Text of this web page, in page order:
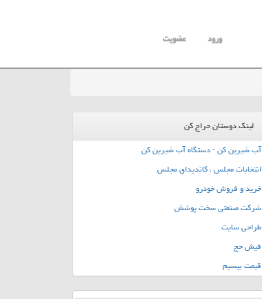
ورود عضویت
لینک دوستان حراج کن
آب شیرین کن - دستگاه آب شیرین کن
انتخابات مجلس ، کاندیدای مجلس
خرید و فروش خودرو
شرکت صنعتی سخت پوشش
طراحی سایت
فیش حج
قیمت بیسیم